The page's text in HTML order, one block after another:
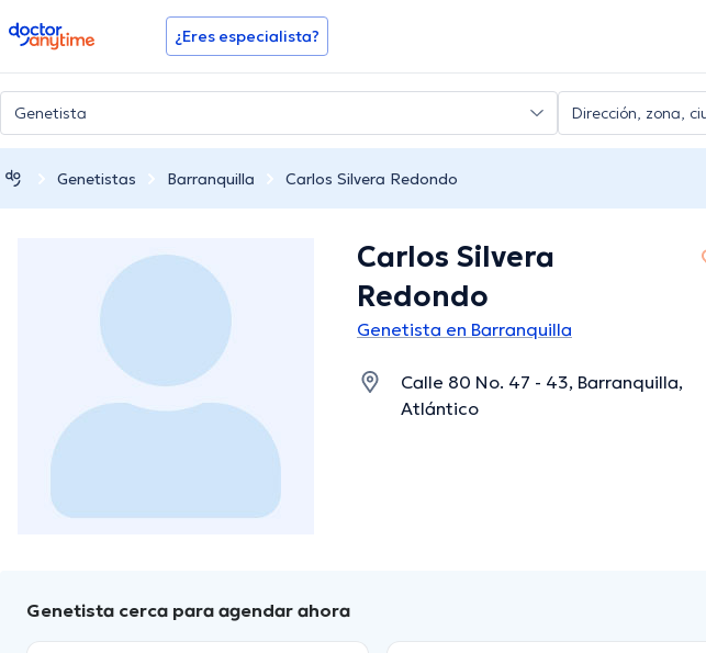
doctoranytime ¿Eres especialista?
Genetistas Barranquilla Carlos Silvera Redondo
Carlos Silvera
Redondo
Genetista en Barranquilla
Calle 80 No. 47 - 43, Barranquilla,
Atlántico
Genetista cerca para agendar ahora